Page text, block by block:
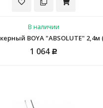
В наличии
BOYA "ABSOLUTE" 2,4м
1 064 Р